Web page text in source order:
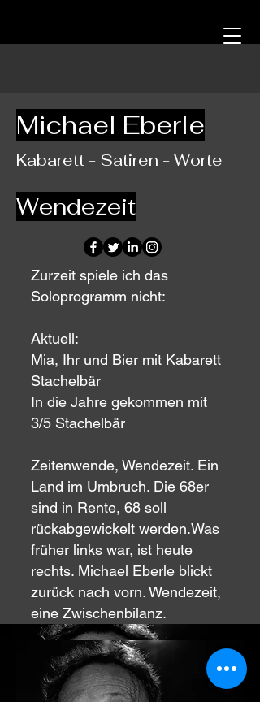
Michael Eberle
Kabarett - Satiren - Worte
Wendezeit
Zurzeit spiele ich das
Soloprogramm nicht:
Aktuell:
Mia, Ihr und Bier mit Kabarett
Stachelbär
In die Jahre gekommen mit
3/5 Stachelbär
Zeitenwende, Wendezeit. Ein
Land im Umbruch. Die 68er
sind in Rente, 68 soll
rückabgewickelt werden.Was
früher links war, ist heute
rechts. Michael Eberle blickt
zurück nach vorn. Wendezeit,
eine Zwischenbilanz.